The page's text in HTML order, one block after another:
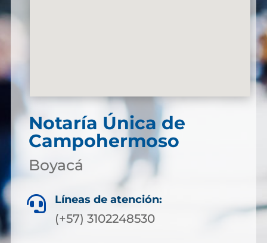
Notaría Única de
Campohermoso
Boyacá
 Líneas de atención:
(+57) 3102248530